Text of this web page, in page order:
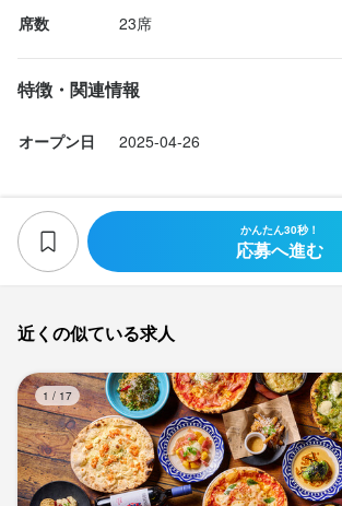
席数 23席
特徴・関連情報
オープン日 2025-04-26
かんたん30秒！
応募へ進む
近くの似ている求人
1 / 17